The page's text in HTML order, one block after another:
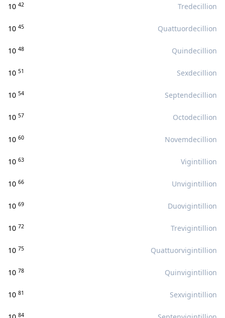
10 42 Tredecillion
10 45 Quattuordecillion
10 48 Quindecillion
10 51 Sexdecillion
10 54 Septendecillion
10 57 Octodecillion
10 60 Novemdecillion
10 63 Vigintillion
10 66 Unvigintillion
10 69 Duovigintillion
10 72 Trevigintillion
10 75 Quattuorvigintillion
10 78 Quinvigintillion
10 81 Sexvigintillion
84